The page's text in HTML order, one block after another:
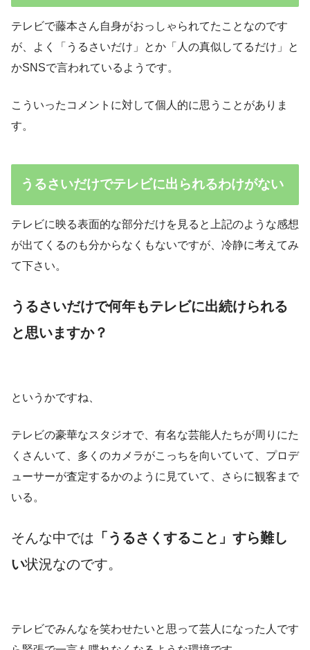
テレビで藤本さん自身がおっしゃられてたことなのです
が、よく「うるさいだけ」とか「人の真似してるだけ」と
かSNSで言われているようです。
こういったコメントに対して個人的に思うことがありま
す。
うるさいだけでテレビに出られるわけがない
テレビに映る表面的な部分だけを見ると上記のような感想
が出てくるのも分からなくもないですが、冷静に考えてみ
て下さい。
うるさいだけで何年もテレビに出続けられる
と思いますか？
というかですね、
テレビの豪華なスタジオで、有名な芸能人たちが周りにた
くさんいて、多くのカメラがこっちを向いていて、プロデ
ューサーが査定するかのように見ていて、さらに観客まで
いる。
そんな中では 「うるさくすること」すら難し
い状況なのです。
テレビでみんなを笑わせたいと思って芸人になった人です